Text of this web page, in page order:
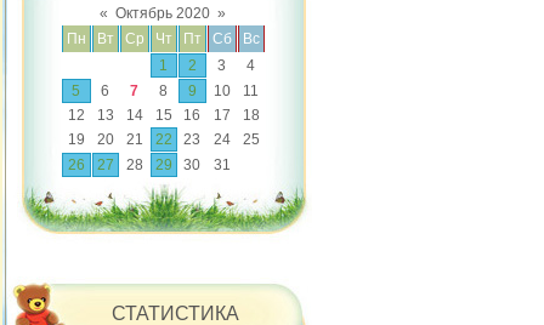
« Октябрь 2020 »
Пн
Вт Ср Чт Пт Сб
Вс
1
2 3
4
5
6 7 8 9 10
11
12
13 14 15 16 17
18
19
20 21 22 23 24
25
26
27 28 29 30 31
СТАТИСТИКА